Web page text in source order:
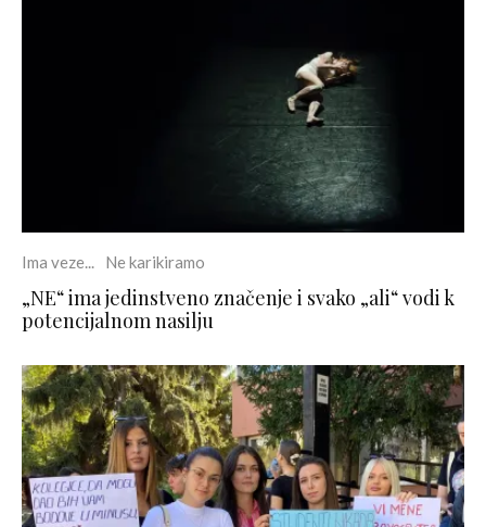
Ima veze... Ne karikiramo
„NE“ ima jedinstveno značenje i svako „ali“ vodi k
potencijalnom nasilju